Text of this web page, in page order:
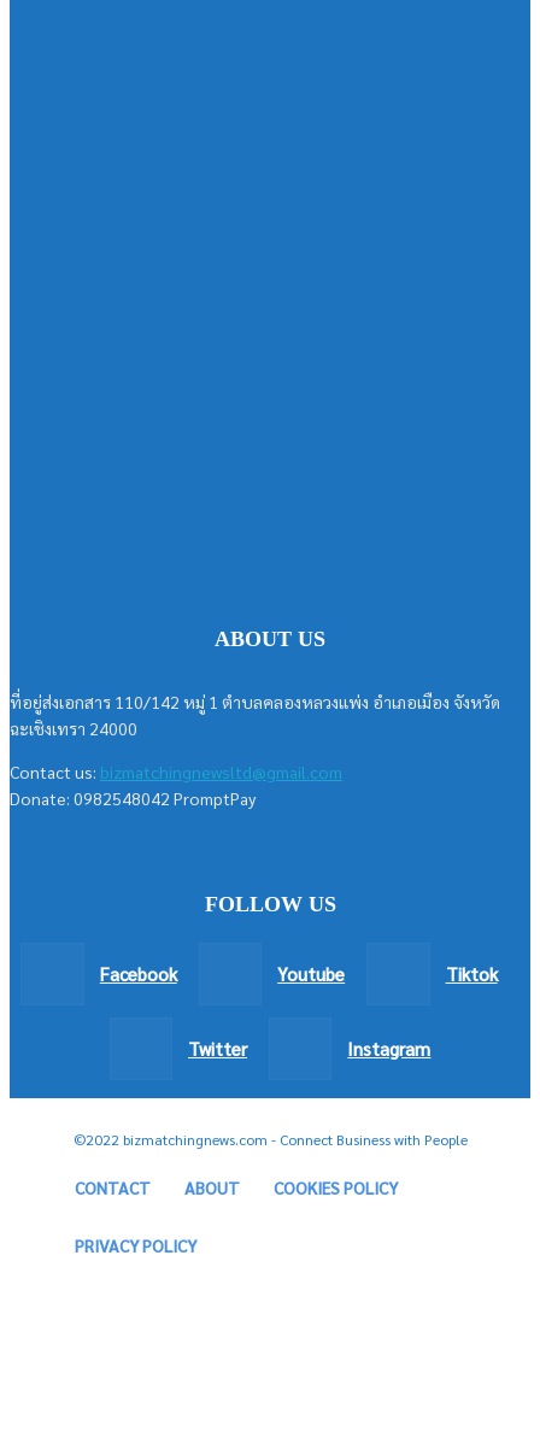
ABOUT US
ที่อยู่ส่งเอกสาร 110/142 หมู่ 1 ตำบลคลองหลวงแพ่ง อำเภอเมือง จังหวัด
ฉะเชิงเทรา 24000
Contact us: bizmatchingnewsltd@gmail.com
Donate: 0982548042 PromptPay
FOLLOW US
Facebook Youtube Tiktok
Twitter Instagram
©2022 bizmatchingnews.com - Connect Business with People
CONTACT ABOUT COOKIES POLICY
PRIVACY POLICY